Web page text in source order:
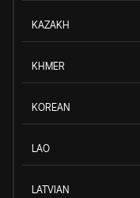
KAZAKH
KHMER
KOREAN
LAO
LATVIAN